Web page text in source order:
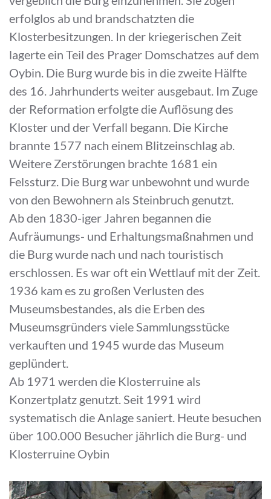
erfolglos ab und brandschatzten die
Klosterbesitzungen. In der kriegerischen Zeit
lagerte ein Teil des Prager Domschatzes auf dem
Oybin. Die Burg wurde bis in die zweite Hälfte
des 16. Jahrhunderts weiter ausgebaut. Im Zuge
der Reformation erfolgte die Auflösung des
Kloster und der Verfall begann. Die Kirche
brannte 1577 nach einem Blitzeinschlag ab.
Weitere Zerstörungen brachte 1681 ein
Felssturz. Die Burg war unbewohnt und wurde
von den Bewohnern als Steinbruch genutzt.
Ab den 1830-iger Jahren begannen die
Aufräumungs- und Erhaltungsmaßnahmen und
die Burg wurde nach und nach touristisch
erschlossen. Es war oft ein Wettlauf mit der Zeit.
1936 kam es zu großen Verlusten des
Museumsbestandes, als die Erben des
Museumsgründers viele Sammlungsstücke
verkauften und 1945 wurde das Museum
geplündert.
Ab 1971 werden die Klosterruine als
Konzertplatz genutzt. Seit 1991 wird
systematisch die Anlage saniert. Heute besuchen
über 100.000 Besucher jährlich die Burg- und
Klosterruine Oybin